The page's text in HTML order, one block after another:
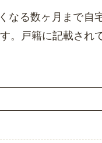
なる数ヶ月まで自
。戸籍に記載され